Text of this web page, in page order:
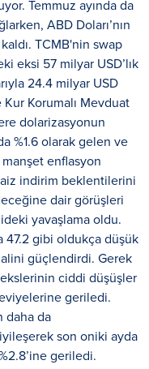
Temmuz ayında da
ABD Doları’nın
kaldı. TCMB'nin swap
eksi 57 milyar USD’lık
24.4 milyar USD
Korumalı Mevduat
dolarizasyonun
%1.6 olarak gelen ve
enflasyon
indirim beklentilerini
dair görüşleri
yavaşlama oldu.
47.2 gibi oldukça düşük
güçlendirdi. Gerek
ciddi düşüşler
geriledi.
daha da
son oniki ayda
geriledi.